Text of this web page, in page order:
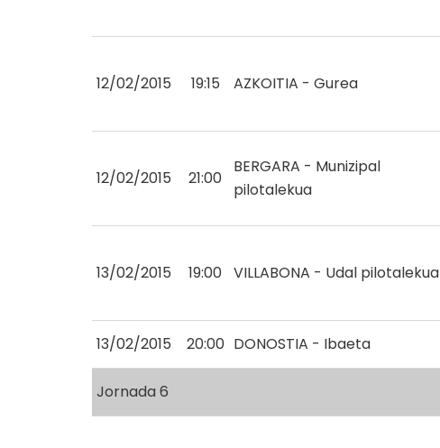
12/02/2015 19:15 AZKOITIA - Gurea
12/02/2015 21:00
BERGARA - Munizipal
pilotalekua
13/02/2015 19:00 VILLABONA - Udal pilotalekua
13/02/2015 20:00 DONOSTIA - Ibaeta
Jornada 6